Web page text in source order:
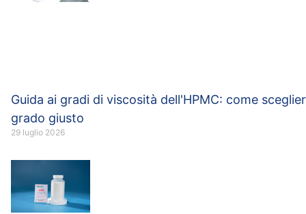
Guida ai gradi di viscosità dell'HPMC: come
grado giusto
29 luglio 2026